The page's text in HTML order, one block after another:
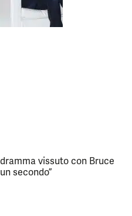
vissuto con Bruce
secondo”